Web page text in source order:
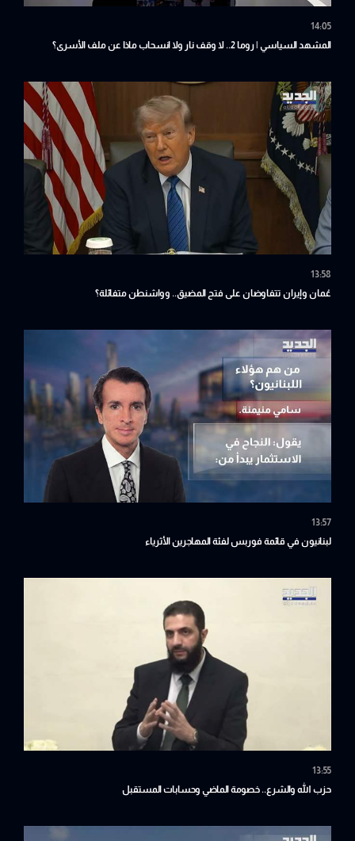
14:05
المشهد السياسي | روما 2.. لا وقف نار ولا انسحاب ماذا عن ملف الأسرى؟
13:58
عُمان وإيران تتفاوضان على فتح المضيق.. وواشنطن متفائلة؟
13:57
لبنانيون في قائمة فوربس لفئة المهاجرين الأثرياء
13:55
حزب الله والشرع.. خصومة الماضي وحسابات المستقبل